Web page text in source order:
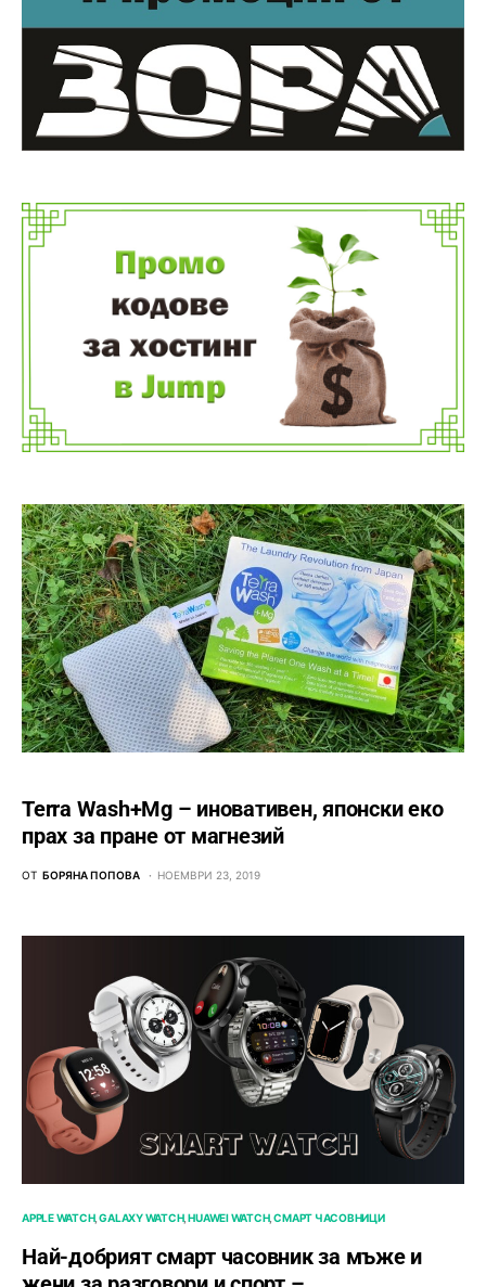
Terra Wash+Mg – иновативен, японски еко
прах за пране от магнезий
ОТ БОРЯНА ПОПОВА НОЕМВРИ 23, 2019
APPLE WATCH GALAXY WATCH HUAWEI WATCH СМАРТ ЧАСОВНИЦИ
Най-добрият смарт часовник за мъже и